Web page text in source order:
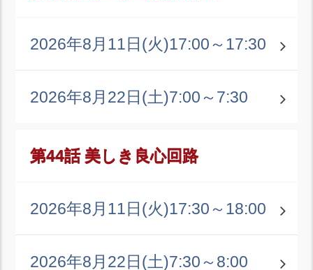
2026年8月11日(火)17:00～17:30
2026年8月22日(土)7:00～7:30
第44話 美しき良心回路
2026年8月11日(火)17:30～18:00
2026年8月22日(土)7:30～8:00